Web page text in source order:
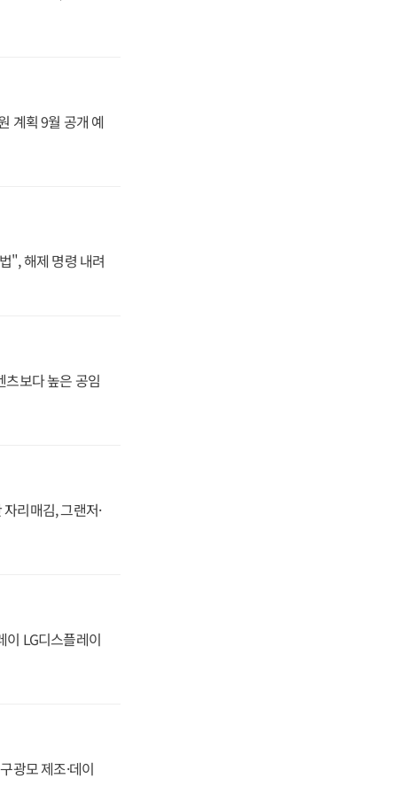
계획 9월 공개 예
", 해제 명령 내려
츠보다 높은 공임
리매김, 그랜저·
이 LG디스플레이
광모 제조·데이